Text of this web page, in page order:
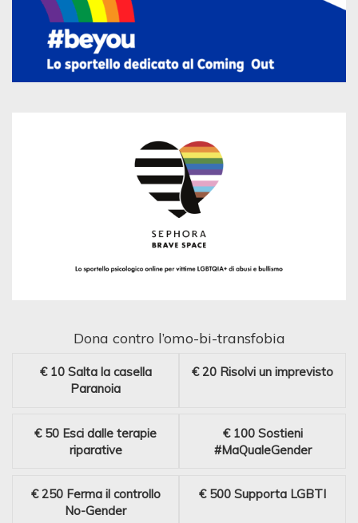
Dona contro l’omo-bi-transfobia
€ 10 Salta la casella
Paranoia
€ 20 Risolvi un imprevisto
€ 50 Esci dalle terapie
riparative
€ 100 Sostieni
#MaQualeGender
€ 250 Ferma il controllo
No-Gender
€ 500 Supporta LGBTI